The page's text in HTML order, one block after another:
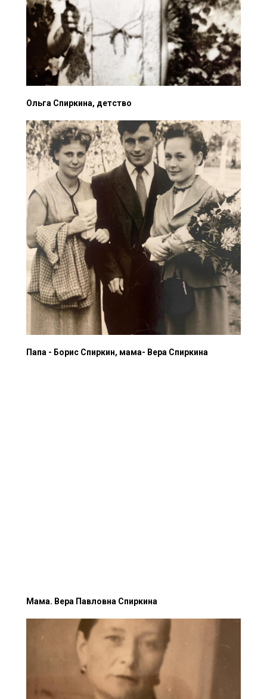
Ольга Спиркина, детство
Папа - Борис Спиркин, мама- Вера Спиркина
Мама. Вера Павловна Спиркина